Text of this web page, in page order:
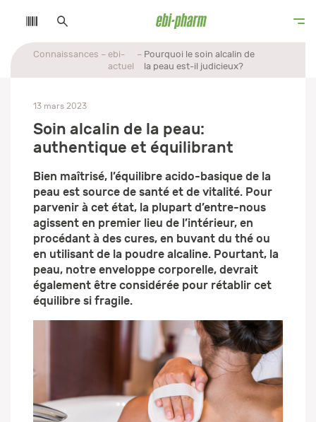
Connaissances
ebi-
actuel
Pourquoi le soin alcalin de
la peau est-il judicieux?
13 mars 2023
Soin alcalin de la peau:
authentique et équilibrant
Bien maîtrisé, l’équilibre acido-basique de la
peau est source de santé et de vitalité. Pour
parvenir à cet état, la plupart d’entre-nous
agissent en premier lieu de l’intérieur, en
procédant à des cures, en buvant du thé ou
en utilisant de la poudre alcaline. Pourtant, la
peau, notre enveloppe corporelle, devrait
également être considérée pour rétablir cet
équilibre si fragile.